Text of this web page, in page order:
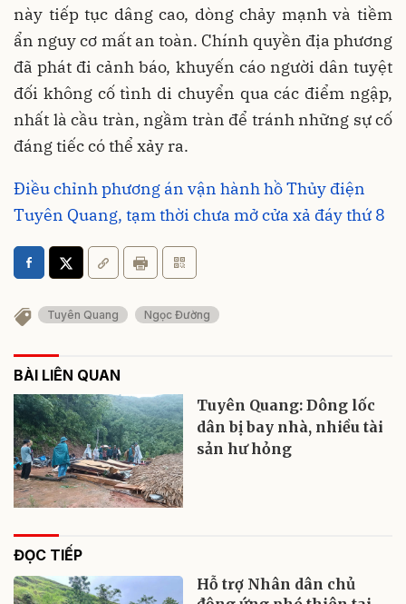
này tiếp tục dâng cao, dòng chảy mạnh và tiềm
ẩn nguy cơ mất an toàn. Chính quyền địa phương
đã phát đi cảnh báo, khuyến cáo người dân tuyệt
đối không cố tình di chuyển qua các điểm ngập,
nhất là cầu tràn, ngầm tràn để tránh những sự cố
đáng tiếc có thể xảy ra.
Điều chỉnh phương án vận hành hồ Thủy điện
Tuyên Quang, tạm thời chưa mở cửa xả đáy thứ 8
Tuyên Quang Ngọc Đường
BÀI LIÊN QUAN
Tuyên Quang: Dông lốc
dân bị bay nhà, nhiều tài
sản hư hỏng
ĐỌC TIẾP
Hỗ trợ Nhân dân chủ